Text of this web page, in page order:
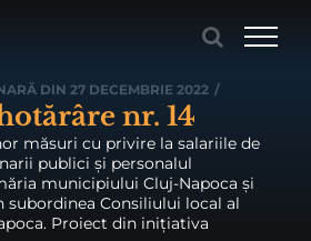
DIN 27 DECEMBRIE 2022 /
nr. 14
măsuri cu privire la salariile de
publici și personalul
municipiului Cluj-Napoca și
subordinea Consiliului local al
Proiect din inițiativa